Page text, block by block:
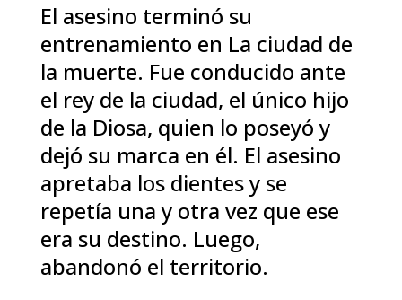
El asesino terminó su
entrenamiento en La ciudad de
la muerte. Fue conducido ante
el rey de la ciudad, el único hijo
de la Diosa, quien lo poseyó y
dejó su marca en él. El asesino
apretaba los dientes y se
repetía una y otra vez que ese
era su destino. Luego,
abandonó el territorio.